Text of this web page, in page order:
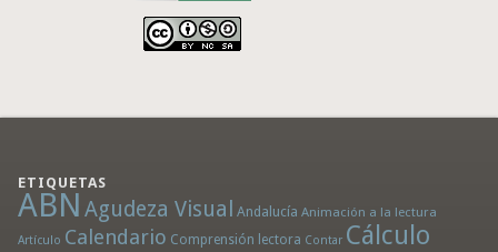
ETIQUETAS
ABN Agudeza Visual Andalucía Animación a la lectura
Artículo Calendario Comprensión lectora Contar Cálculo